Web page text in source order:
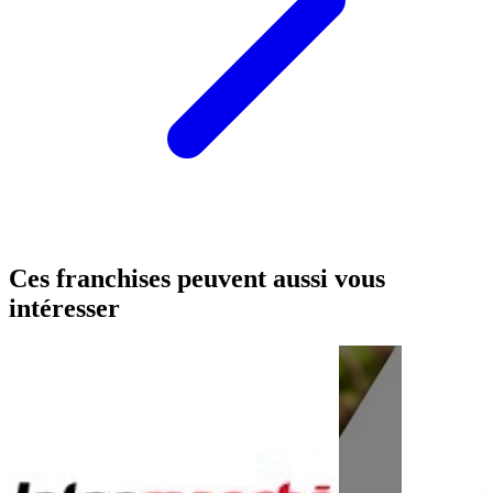
Ces franchises peuvent aussi vous
intéresser